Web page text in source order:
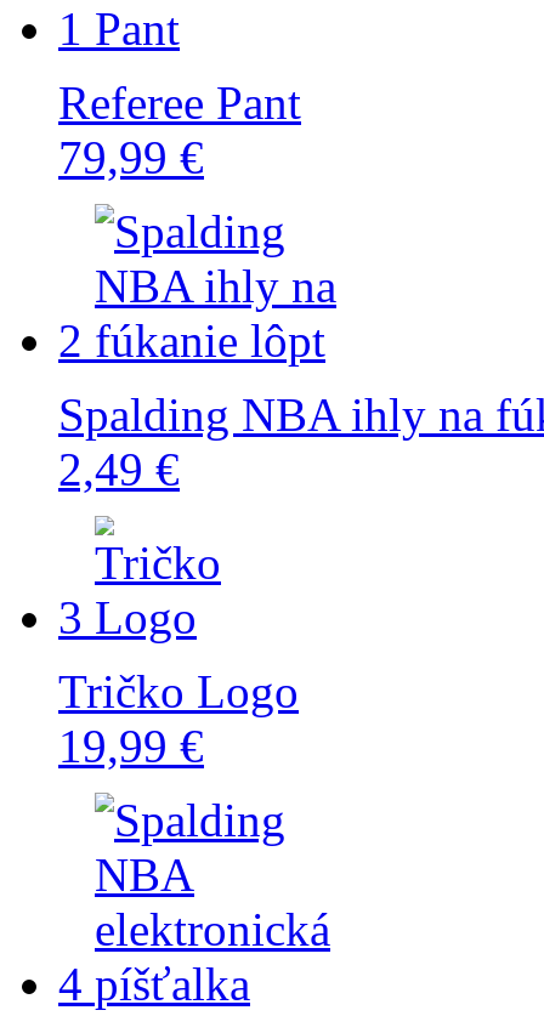
1
Referee Pant
79,99 €
2
Spalding NBA ihly na
2,49 €
3
Tričko Logo
19,99 €
4